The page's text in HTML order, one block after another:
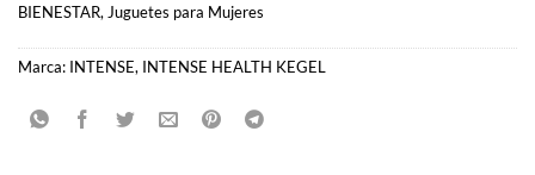
BIENESTAR, Juguetes para Mujeres
Marca: INTENSE, INTENSE HEALTH KEGEL